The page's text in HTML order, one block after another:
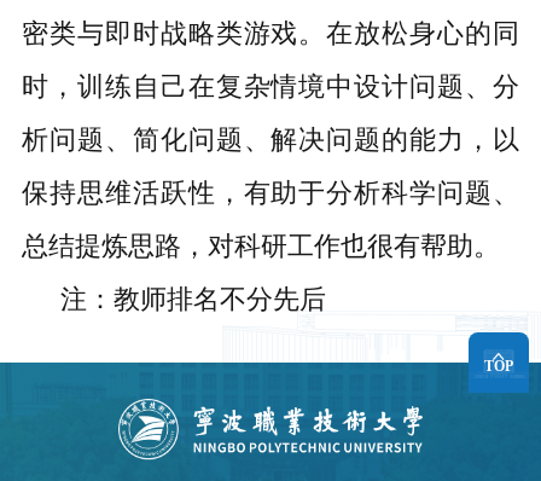
密类与即时战略类游戏。在放松身心的同
时，训练自己在复杂情境中设计问题、分
析问题、简化问题、解决问题的能力，以
保持思维活跃性，有助于分析科学问题、
总结提炼思路，对科研工作也很有帮助。
注：教师排名不分先后
TOP